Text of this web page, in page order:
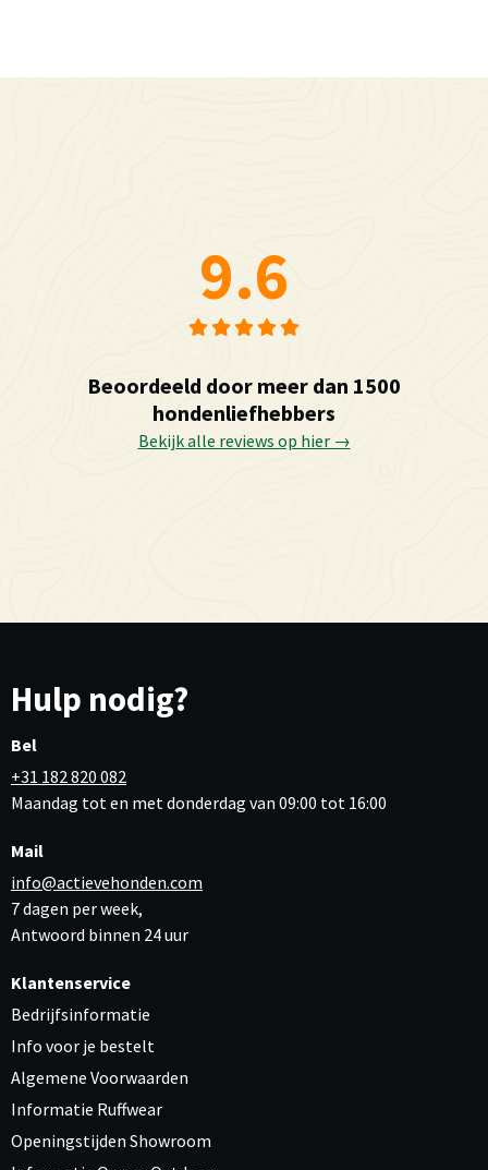
9.6
Beoordeeld door meer dan 1500
hondenliefhebbers
Bekijk alle reviews op hier →
Hulp nodig?
Bel
+31 182 820 082
Maandag tot en met donderdag van 09:00 tot 16:00
Mail
info@actievehonden.com
7 dagen per week,
Antwoord binnen 24 uur
Klantenservice
Bedrijfsinformatie
Info voor je bestelt
Algemene Voorwaarden
Informatie Ruffwear
Openingstijden Showroom